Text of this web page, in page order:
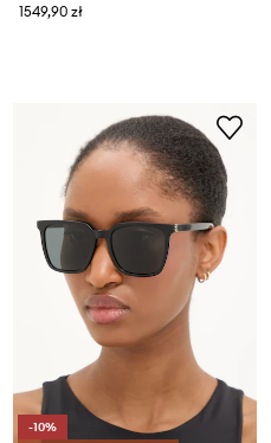
1549,90 zł
-10%